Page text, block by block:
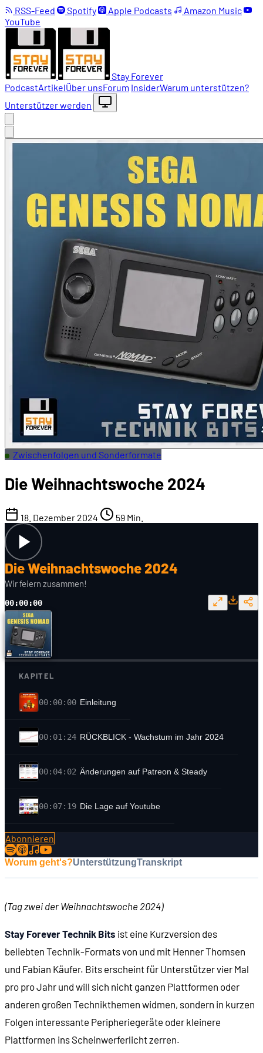
RSS-Feed Spotify Apple Podcasts
Amazon Music
YouTube
Stay Forever
PodcastArtikelÜber unsForum InsiderWarum unterstützen?
Unterstützer werden
Zwischenfolgen und Sonderformate
Die Weihnachtswoche 2024
18. Dezember 2024 59 Min.
Die Weihnachtswoche 2024
Wir feiern zusammen!
00:00:00
KAPITEL
00:00:00 Einleitung
00:01:24 RÜCKBLICK - Wachstum im Jahr 2024
00:04:02 Änderungen auf Patreon & Steady
00:07:19 Die Lage auf Youtube
00:09:18
00:23:18 Umgesetzte und verpasste Vorhaben
Abonnieren
Worum geht's?UnterstützungTranskript
(Tag zwei der Weihnachtswoche 2024)
Stay Forever Technik Bits ist eine Kurzversion des
beliebten Technik-Formats von und mit Henner Thomsen
und Fabian Käufer. Bits erscheint für Unterstützer vier Mal
pro pro Jahr und will sich nicht ganzen Plattformen oder
anderen großen Technikthemen widmen, sondern in kurzen
Folgen interessante Peripheriegeräte oder kleinere
Plattformen ins Scheinwerferlicht zerren.